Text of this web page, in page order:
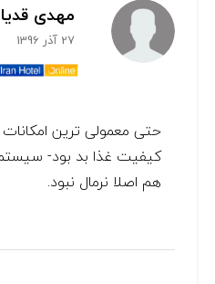
مهدی
27 آذر 1396
حتی معمولی ترین
کیفیت غذا بد بود-
هم اصلا نرمال نبود.